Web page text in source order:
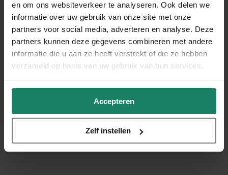
en om ons websiteverkeer te analyseren. Ook delen we
informatie over uw gebruik van onze site met onze
partners voor social media, adverteren en analyse. Deze
partners kunnen deze gegevens combineren met andere
informatie die u aan ze heeft verstrekt of die ze hebben
verzameld op basis van uw gebruik van hun services.
Accepteren
Zelf instellen